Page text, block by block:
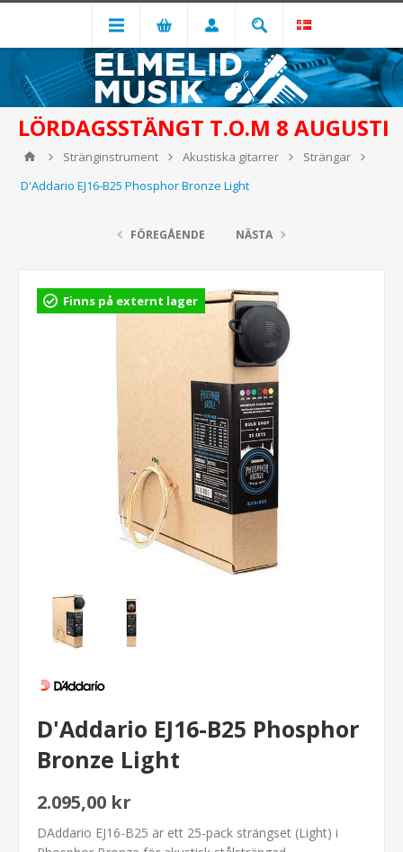
LÖRDAGSSTÄNGT T.O.M 8 AUGUSTI
Stränginstrument Akustiska gitarrer
Strängar
D'Addario EJ16-B25 Phosphor Bronze Light
FÖREGÅENDE NÄSTA
Finns på externt lager
D'Addario EJ16-B25 Phosphor
Bronze Light
2.095,00 kr
DAddario EJ16-B25 är ett 25-pack strängset (Light) i